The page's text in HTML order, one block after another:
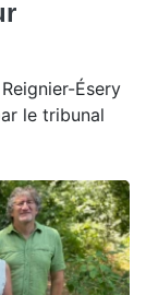
Ésery
le tribunal